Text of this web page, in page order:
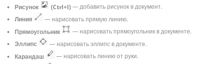
Рисунок
(Ctrl+I)— добавить рисунок в документ.
Линия
— нарисовать прямую линию.
Прямоугольник
— нарисовать прямоугольник в документе.
Эллипс
— нарисовать эллипс в документе.
Карандаш
— нарисовать линию от руки.